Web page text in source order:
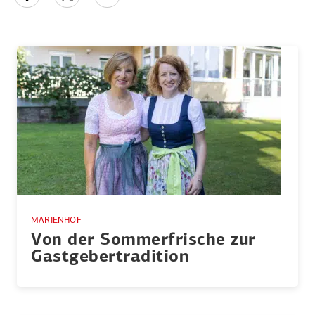
MARIENHOF
Von der Sommer­frische zur
Gastge­ber­tra­dition